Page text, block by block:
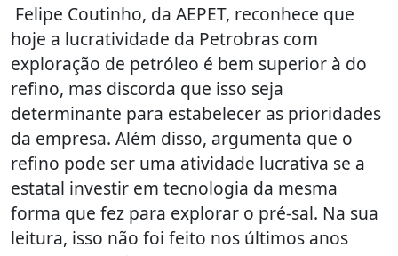
Felipe Coutinho, da AEPET, reconhece que
hoje a lucratividade da Petrobras com
exploração de petróleo é bem superior à do
refino, mas discorda que isso seja
determinante para estabelecer as prioridades
da empresa. Além disso, argumenta que o
refino pode ser uma atividade lucrativa se a
estatal investir em tecnologia da mesma
forma que fez para explorar o pré-sal. Na sua
leitura, isso não foi feito nos últimos anos